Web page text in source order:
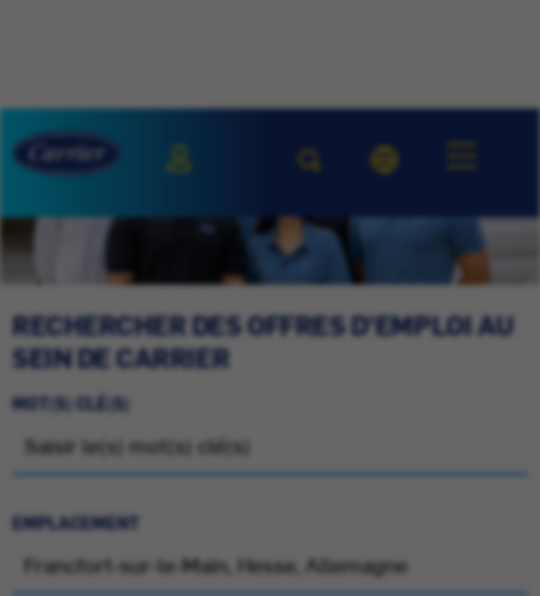
RECHERCHER DES OFFRES D'EMPLOI AU
SEIN DE CARRIER
MOT(S) CLÉ(S)
EMPLACEMENT